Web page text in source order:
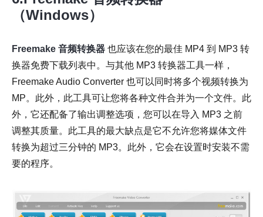
（Windows）
Freemake 音频转换器 也应该在您的最佳 MP4 到 MP3 转
换器免费下载列表中。与其他 MP3 转换器工具一样，
Freemake Audio Converter 也可以同时将多个视频转换为
MP。此外，此工具可让您将各种文件合并为一个文件。此
外，它还配备了输出调整选项，您可以在导入 MP3 之前
调整其质量。此工具的最大缺点是它不允许您将媒体文件
转换为超过三分钟的 MP3。此外，它会在设置时安装不需
要的程序。